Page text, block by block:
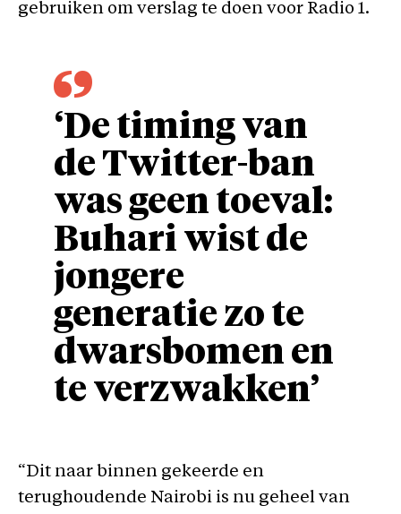
gebruiken om verslag te doen voor Radio 1.
‘De timing van
de Twitter-ban
was geen toeval:
Buhari wist de
jongere
generatie zo te
dwarsbomen en
te verzwakken’
“Dit naar binnen gekeerde en
terughoudende Nairobi is nu geheel van